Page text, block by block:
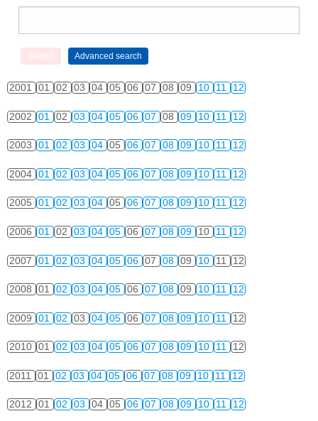
2001 01 02 03 04 05 06 07 08 09 10 11 12
2002 01 02 03 04 05 06 07 08 09 10 11 12
2003 01 02 03 04 05 06 07 08 09 10 11 12
2004 01 02 03 04 05 06 07 08 09 10 11 12
2005 01 02 03 04 05 06 07 08 09 10 11 12
2006 01 02 03 04 05 06 07 08 09 10 11 12
2007 01 02 03 04 05 06 07 08 09 10 11 12
2008 01 02 03 04 05 06 07 08 09 10 11 12
2009 01 02 03 04 05 06 07 08 09 10 11 12
2010 01 02 03 04 05 06 07 08 09 10 11 12
2011 01 02 03 04 05 06 07 08 09 10 11 12
2012 01 02 03 04 05 06 07 08 09 10 11 12